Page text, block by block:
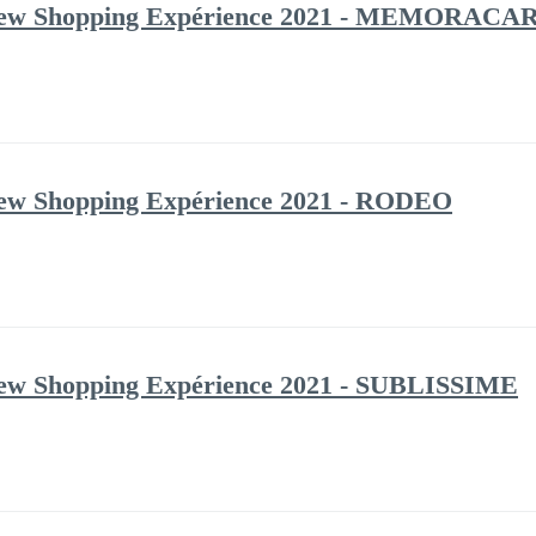
Shopping Expérience 2021 -
Shopping Expérience 2021 - RODEO
Shopping Expérience 2021 - SUBLISSIME